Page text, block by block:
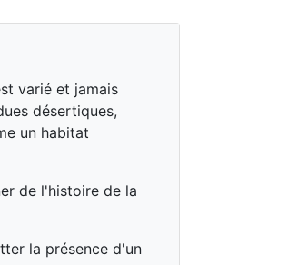
varié et jamais
désertiques,
un habitat
de l'histoire de la
la présence d'un